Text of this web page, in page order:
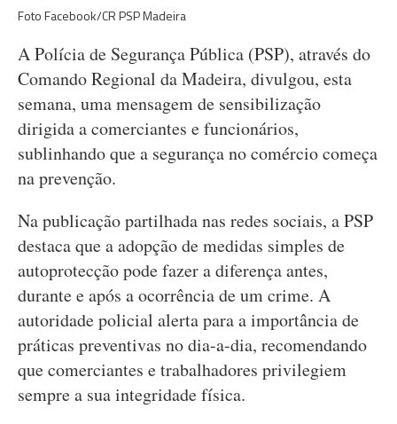
Foto Facebook/CR PSP Madeira
A Polícia de Segurança Pública (PSP), através do
Comando Regional da Madeira, divulgou, esta
semana, uma mensagem de sensibilização
dirigida a comerciantes e funcionários,
sublinhando que a segurança no comércio começa
na prevenção.
Na publicação partilhada nas redes sociais, a PSP
destaca que a adopção de medidas simples de
autoprotecção pode fazer a diferença antes,
durante e após a ocorrência de um crime. A
autoridade policial alerta para a importância de
práticas preventivas no dia-a-dia, recomendando
que comerciantes e trabalhadores privilegiem
sempre a sua integridade física.